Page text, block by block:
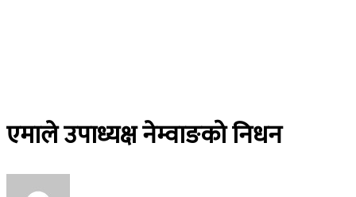
एमाले उपाध्यक्ष नेम्वाङको निधन